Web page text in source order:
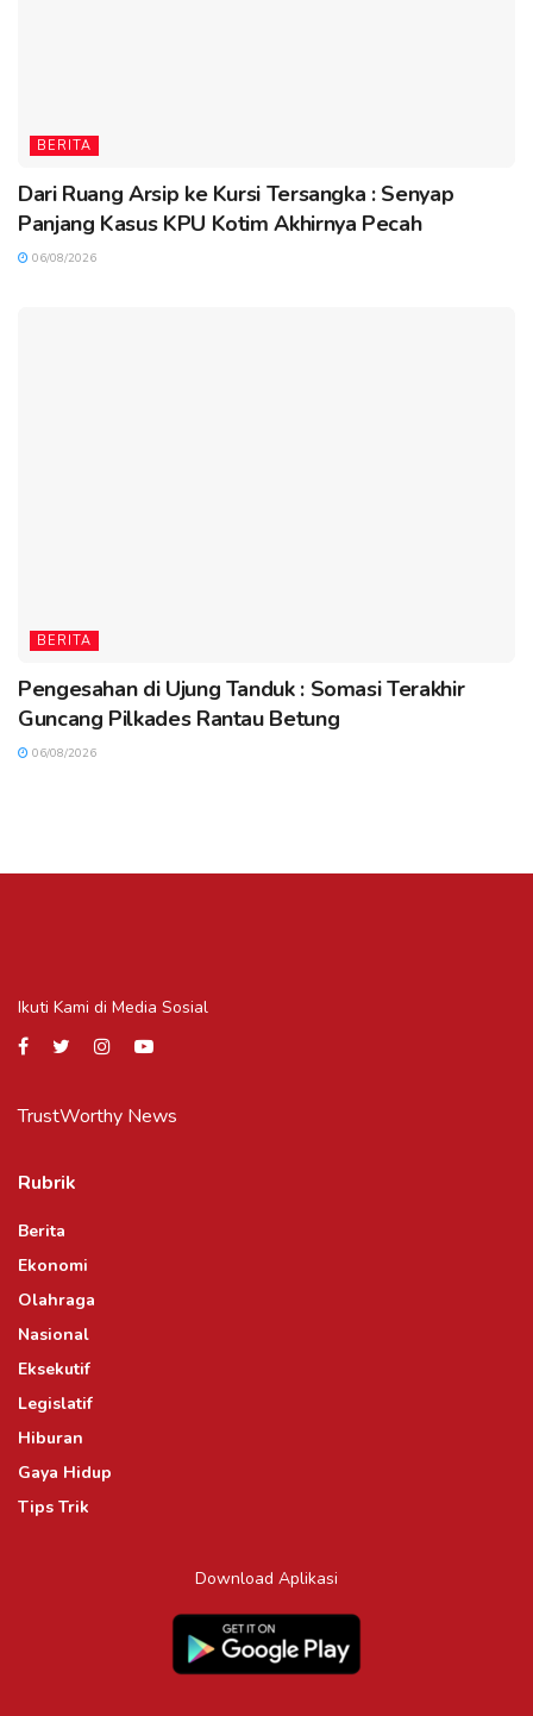
BERITA
Dari Ruang Arsip ke Kursi Tersangka : Senyap
Panjang Kasus KPU Kotim Akhirnya Pecah
06/08/2026
BERITA
Pengesahan di Ujung Tanduk : Somasi Terakhir
Guncang Pilkades Rantau Betung
06/08/2026
Ikuti Kami di Media Sosial
TrustWorthy News
Rubrik
Berita
Ekonomi
Olahraga
Nasional
Eksekutif
Legislatif
Hiburan
Gaya Hidup
Tips Trik
Download Aplikasi